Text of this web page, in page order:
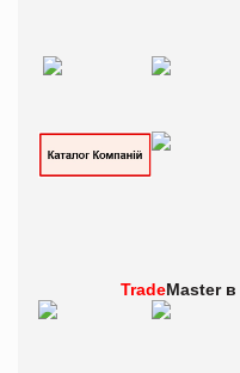
TradeMaster в